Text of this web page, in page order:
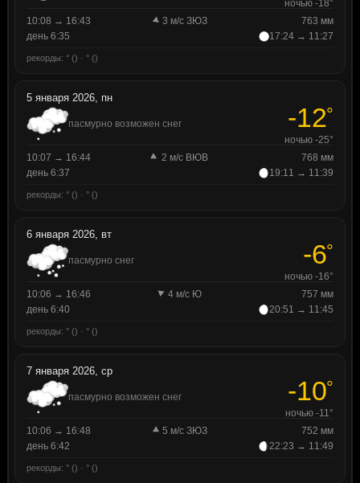
ночью -18°
10:08 → 16:43
3 м/с ЗЮЗ
763 мм
день 6:35
17:24 → 11:27
рекорды: ° () · ° ()
5 января 2026, пн
пасмурно возможен снег -12°
ночью -25°
10:07 → 16:44
2 м/с ВЮВ
768 мм
день 6:37
19:11 → 11:39
рекорды: ° () · ° ()
6 января 2026, вт
пасмурно снег -6°
ночью -16°
10:06 → 16:46
4 м/с Ю
757 мм
день 6:40
20:51 → 11:45
рекорды: ° () · ° ()
7 января 2026, ср
пасмурно возможен снег -10°
ночью -11°
10:06 → 16:48
5 м/с ЗЮЗ
752 мм
день 6:42
22:23 → 11:49
рекорды: ° () · ° ()